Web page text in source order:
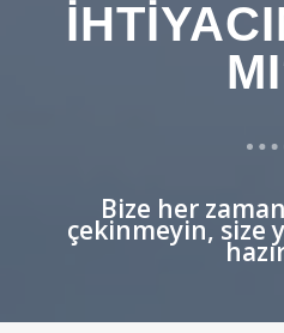
Bize her
çekinmeyin, size